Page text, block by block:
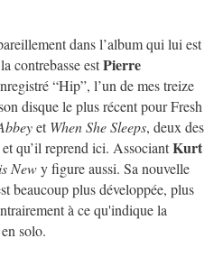
dans l’album qui lui est
contrebasse estPierre
“Hip”, l’un de mes treize
disque le plus récent pour Fresh
etWhen She Sleeps, deux des
qu’il reprend ici. AssociantKurt
Newy figure aussi. Sa nouvelle
beaucoup plus développée, plus
à ce qu'indique la
solo.